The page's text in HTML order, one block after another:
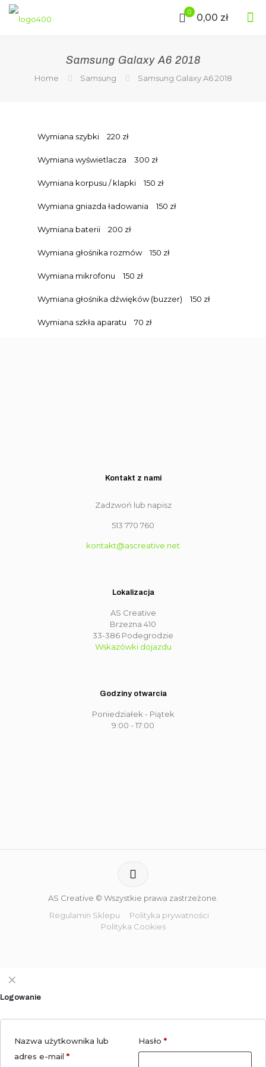
0 0,00 zł
Samsung Galaxy A6 2018
Home Samsung Samsung Galaxy A6 2018
Wymiana szybki 220 zł
Wymiana wyświetlacza 300 zł
Wymiana korpusu / klapki 150 zł
Wymiana gniazda ładowania 150 zł
Wymiana baterii 200 zł
Wymiana głośnika rozmów 150 zł
Wymiana mikrofonu 150 zł
Wymiana głośnika dźwięków (buzzer) 150 zł
Wymiana szkła aparatu 70 zł
Kontakt z nami
Zadzwoń lub napisz
513 770 760
kontakt@ascreative.net
Lokalizacja
AS Creative
Brzezna 410
33-386 Podegrodzie
Wskazówki dojazdu
Godziny otwarcia
Poniedziałek - Piątek
9:00 - 17:00
AS Creative © Wszystkie prawa zastrzeżone.
Regulamin Sklepu
Polityka prywatności
Polityka Cookies
✕
Logowanie
Nazwa użytkownika lub
adres e-mail *
Hasło*